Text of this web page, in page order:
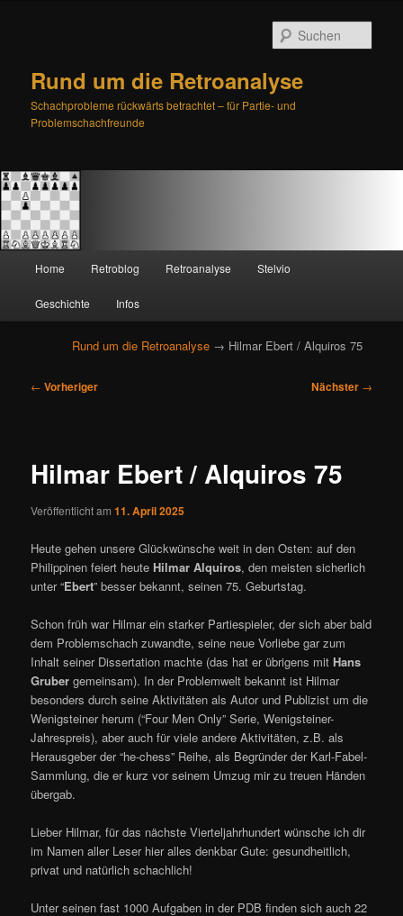
Rund um die Retroanalyse
Schachprobleme rückwärts betrachtet – für Partie- und
Problemschachfreunde
Zum
primären
Inhalt
springen
Zum
sekundären
Inhalt
springen
Home Retroblog Retroanalyse Stelvio
Geschichte Infos
Rund um die Retroanalyse → Hilmar Ebert / Alquiros 75
B
a
s
a
v
i
a
t
i
o
n
← Vorheriger Nächster →
Hilmar Ebert / Alquiros 75
Veröffentlicht am11. April 2025
Heute gehen unsere Glückwünsche weit in den Osten: auf den
Philippinen feiert heute Hilmar Alquiros, den meisten sicherlich
unter “Ebert” besser bekannt, seinen 75. Geburtstag.
Schon früh war Hilmar ein starker Partiespieler, der sich aber bald
dem Problemschach zuwandte, seine neue Vorliebe gar zum
Inhalt seiner Dissertation machte (das hat er übrigens mit Hans
Gruber gemeinsam). In der Problemwelt bekannt ist Hilmar
besonders durch seine Aktivitäten als Autor und Publizist um die
Wenigsteiner herum (“Four Men Only” Serie, Wenigsteiner-
Jahrespreis), aber auch für viele andere Aktivitäten, z.B. als
Herausgeber der “he-chess” Reihe, als Begründer der Karl-Fabel-
Sammlung, die er kurz vor seinem Umzug mir zu treuen Händen
übergab.
Lieber Hilmar, für das nächste Vierteljahrhundert wünsche ich dir
im Namen aller Leser hier alles denkbar Gute: gesundheitlich,
privat und natürlich schachlich!
Unter seinen fast 1000 Aufgaben in der PDB finden sich auch 22